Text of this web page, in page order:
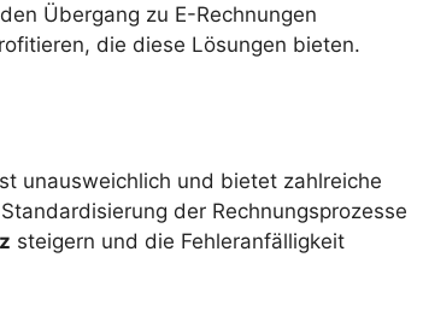
Übergang zu E-Rechnungen
die diese Lösungen bieten.
unausweichlich und bietet zahlreiche
der Rechnungsprozesse
steigern und die Fehleranfälligkeit